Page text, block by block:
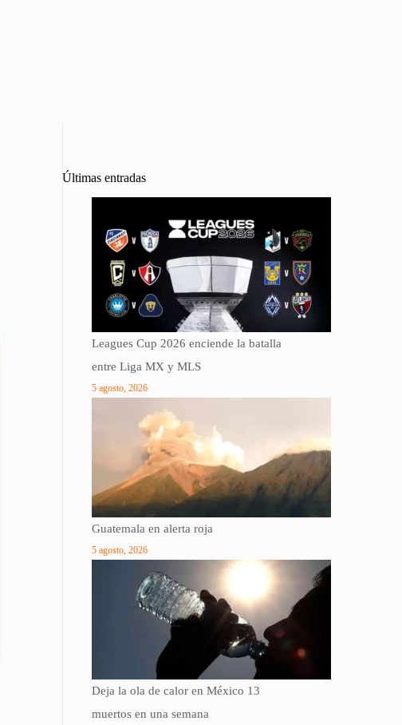
Últimas entradas
Leagues Cup 2026 enciende la batalla
entre Liga MX y MLS
5 agosto, 2026
Guatemala en alerta roja
5 agosto, 2026
Deja la ola de calor en México 13
muertos en una semana